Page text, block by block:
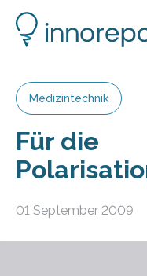
Medizintechnik
Für die
01 September 2009